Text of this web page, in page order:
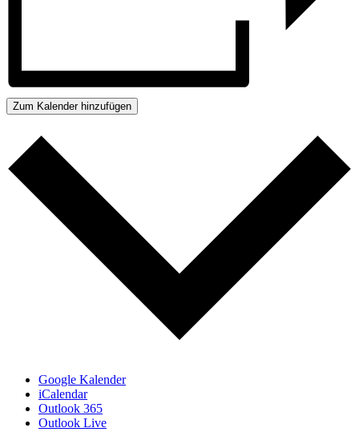
Zum Kalender hinzufügen
Google Kalender
iCalendar
Outlook 365
Outlook Live